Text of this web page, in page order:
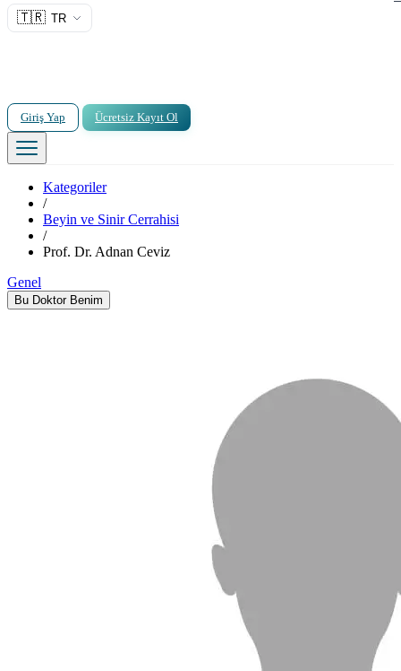
🇹🇷 TR
Giriş Yap Ücretsiz Kayıt Ol
Kategoriler
/
Beyin ve Sinir Cerrahisi
/
Prof. Dr. Adnan Ceviz
Genel
Bu Doktor Benim